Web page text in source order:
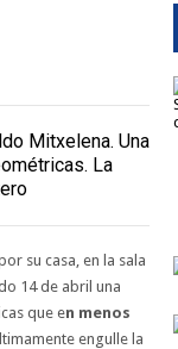
Mitxelena. Una
La
su casa, en la sala
14 de abril una
que en menos
engulle la